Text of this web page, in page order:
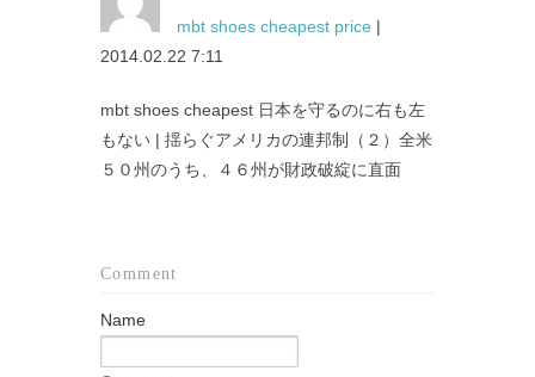
mbt shoes cheapest price |
2014.02.22 7:11
mbt shoes cheapest 日本を守るのに右も左
もない | 揺らぐアメリカの連邦制（２）全米
５０州のうち、４６州が財政破綻に直面
Comment
Name